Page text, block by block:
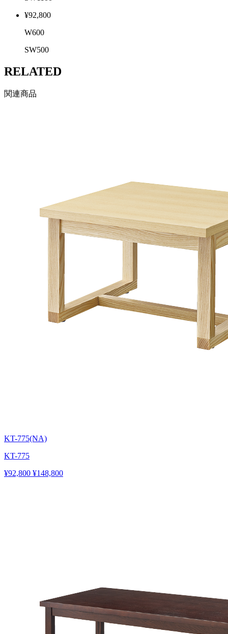
¥92,800
W600
SW500
RELATED
関連商品
KT-775(NA)
KT-775
¥92,800 ¥148,800